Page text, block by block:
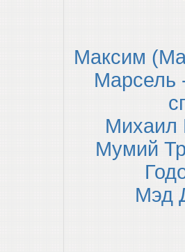
Максим
Марсель
Михаил
Мумий
Мэд